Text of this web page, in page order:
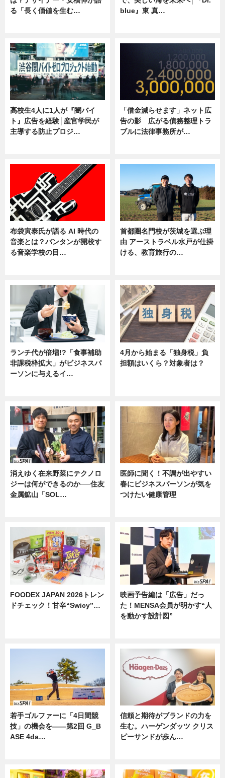
る「長く価値を生む…
blue』東 真…
高校生4人に1人が『闇バイ
ト』広告を経験│産官学民が
主導する防止プロジ…
「借金減らせます」ネット広
告の影 広がる債務整理トラ
ブルに法律事務所が…
布袋寅泰氏が語る AI 時代の
音楽とは？バンタンが開校す
る音楽学校の目…
首都圏名門校が茨城を選ぶ理
由 アーストラベル水戸が仕掛
ける、教育旅行の…
ランチ代が倍増!?「食事補助
非課税枠拡大」がビジネスパ
ーソンに与えるイ…
4月から始まる「独身税」負
担額はいくら？対象者は？
消えゆく在来野菜にテクノロ
ジーは何ができるのか──住友
金属鉱山「SOL…
医師に聞く！不調が出やすい
春にビジネスパーソンが気を
つけたい健康管理
FOODEX JAPAN 2026トレン
ドチェック！甘辛“Swicy”…
映画予告編は「広告」だっ
た！MENSA会員が明かす“人
を動かす設計図”
若手ゴルファーに「4日間競
技」の機会を——第2回 G_B
ASE 4da…
信頼と期待がブランドの力を
生む。ハーゲンダッツ クリス
ピーサンドが歩ん…